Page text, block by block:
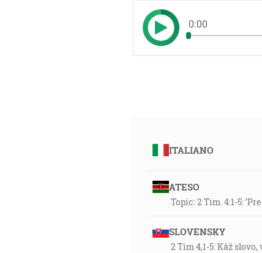
0:00
ITALIANO
ATESO
Topic: 2 Tim. 4:1-5:
SLOVENSKY
2 Tim 4,1-5: Káž